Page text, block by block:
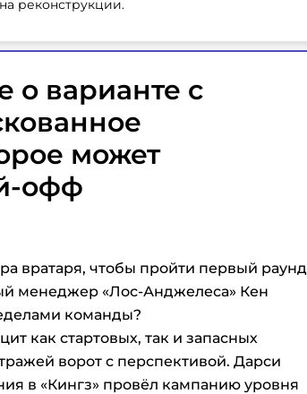
реконструкции.
о варианте с
может
офф
вратаря, чтобы пройти первый раунд
менеджер «Лос-Анджелеса» Кен
команды?
как стартовых, так и запасных
ворот с перспективой. Дарси
в «Кингз» провёл кампанию уровня